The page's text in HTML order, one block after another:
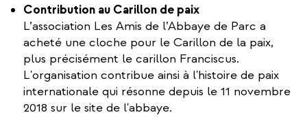
Contribution au Carillon de paix
L’association Les Amis de l’Abbaye de Parc a
acheté une cloche pour le Carillon de la paix,
plus précisément le carillon Franciscus.
L'organisation contribue ainsi à l'histoire de paix
internationale qui résonne depuis le 11 novembre
2018 sur le site de l'abbaye.